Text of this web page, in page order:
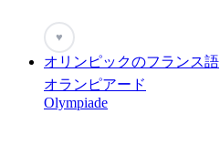
♥
オリンピックのフランス語
オランピアード
Olympiade